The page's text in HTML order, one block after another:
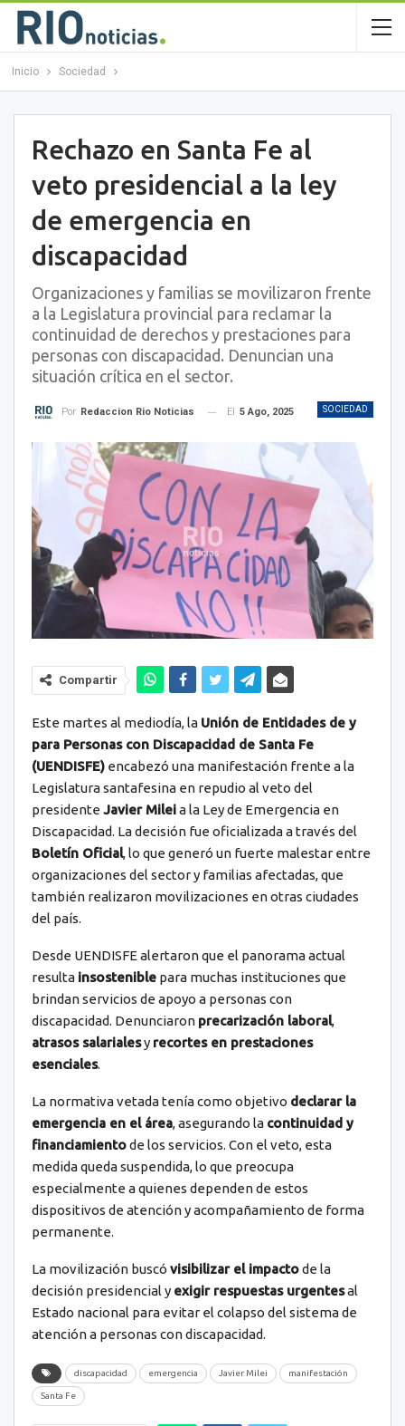
Inicio Sociedad
Rechazo en Santa Fe al
veto presidencial a la ley
de emergencia en
discapacidad
Organizaciones y familias se movilizaron frente
a la Legislatura provincial para reclamar la
continuidad de derechos y prestaciones para
personas con discapacidad. Denuncian una
situación crítica en el sector.
SOCIEDAD
Por Redaccion Rio Noticias El 5 Ago, 2025
Compartir
Este martes al mediodía, la Unión de Entidades de y
para Personas con Discapacidad de Santa Fe
(UENDISFE) encabezó una manifestación frente a la
Legislatura santafesina en repudio al veto del
presidente Javier Mileia la Ley de Emergencia en
Discapacidad. La decisión fue oficializada a través del
Boletín Oficial, lo que generó un fuerte malestar entre
organizaciones del sector y familias afectadas, que
también realizaron movilizaciones en otras ciudades
del país.
Desde UENDISFE alertaron que el panorama actual
resulta insostenible para muchas instituciones que
brindan servicios de apoyo a personas con
discapacidad. Denunciaron precarización laboral,
atrasos salarialesy recortes en prestaciones
esenciales.
La normativa vetada tenía como objetivo declarar la
emergencia en el área, asegurando la continuidad y
financiamientode los servicios. Con el veto, esta
medida queda suspendida, lo que preocupa
especialmente a quienes dependen de estos
dispositivos de atención y acompañamiento de forma
permanente.
La movilización buscó visibilizar el impactode la
decisión presidencial y exigir respuestas urgentesal
Estado nacional para evitar el colapso del sistema de
atención a personas con discapacidad.
discapacidad emergencia Javier Milei manifestación
Santa Fe